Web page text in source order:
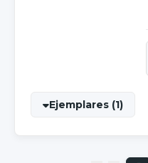
Ejemplares (1)